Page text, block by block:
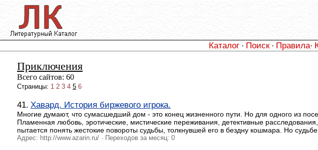
Каталог · Поиск· Правила·
Приключения
Всего сайтов: 60
Страницы: 1 2 3 4 5 6
41. Хавард. История биржевого игрока.
Многие думают, что сумасшедший дом - это конец жизненного пути. Но для одного из
Пламенная любовь, эротические, мистические переживания, детективные
пытается понять жестокие повороты судьбы, толкнувшей его в бездну кошмара. Но
Адрес: http://www.azarin.ru/ · Переходов за месяц: 0